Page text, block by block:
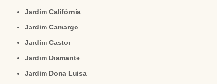
Jardim Califórnia
Jardim Camargo
Jardim Castor
Jardim Diamante
Jardim Dona Luisa